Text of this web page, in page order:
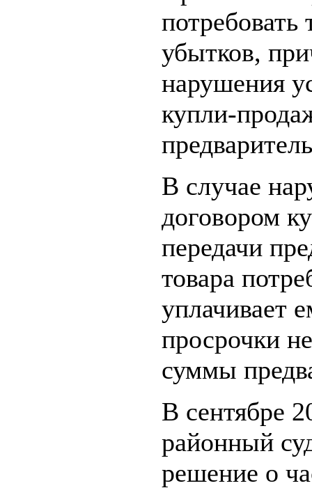
убытков,
нарушения
купли-
В случае
договором
передачи
товара
уплачивает
просрочки
суммы
В сентябре
районный
решение о